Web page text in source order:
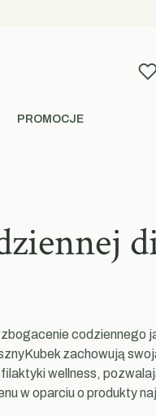
PROMOCJE
codziennego
zachowują
wellness,
w oparciu o produkty